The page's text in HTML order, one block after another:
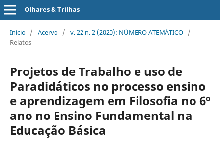
Olhares & Trilhas
Início / Acervo / v. 22 n. 2 (2020): NÚMERO ATEMÁTICO /
Relatos
Projetos de Trabalho e uso de
Paradidáticos no processo ensino
e aprendizagem em Filosofia no 6º
ano no Ensino Fundamental na
Educação Básica